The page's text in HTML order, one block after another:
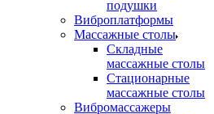
подушки
Виброплатформы
Массажные столы
Складные
массажные столы
Стационарные
массажные столы
Вибромассажеры